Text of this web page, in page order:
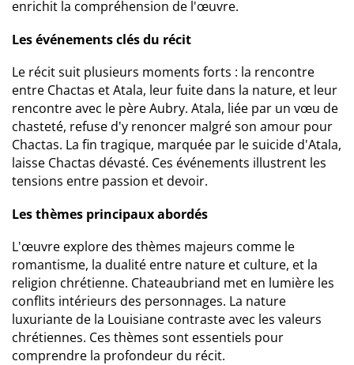
enrichit la compréhension de l'œuvre.
Les événements clés du récit
Le récit suit plusieurs moments forts : la rencontre
entre Chactas et Atala, leur fuite dans la nature, et leur
rencontre avec le père Aubry. Atala, liée par un vœu de
chasteté, refuse d'y renoncer malgré son amour pour
Chactas. La fin tragique, marquée par le suicide d'Atala,
laisse Chactas dévasté. Ces événements illustrent les
tensions entre passion et devoir.
Les thèmes principaux abordés
L'œuvre explore des thèmes majeurs comme le
romantisme, la dualité entre nature et culture, et la
religion chrétienne. Chateaubriand met en lumière les
conflits intérieurs des personnages. La nature
luxuriante de la Louisiane contraste avec les valeurs
chrétiennes. Ces thèmes sont essentiels pour
comprendre la profondeur du récit.